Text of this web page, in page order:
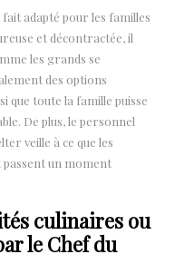
adapté pour les familles
et décontractée, il
les grands se
des options
que toute la famille puisse
De plus, le personnel
veille à ce que les
passent un moment
culinaires ou
le Chef du